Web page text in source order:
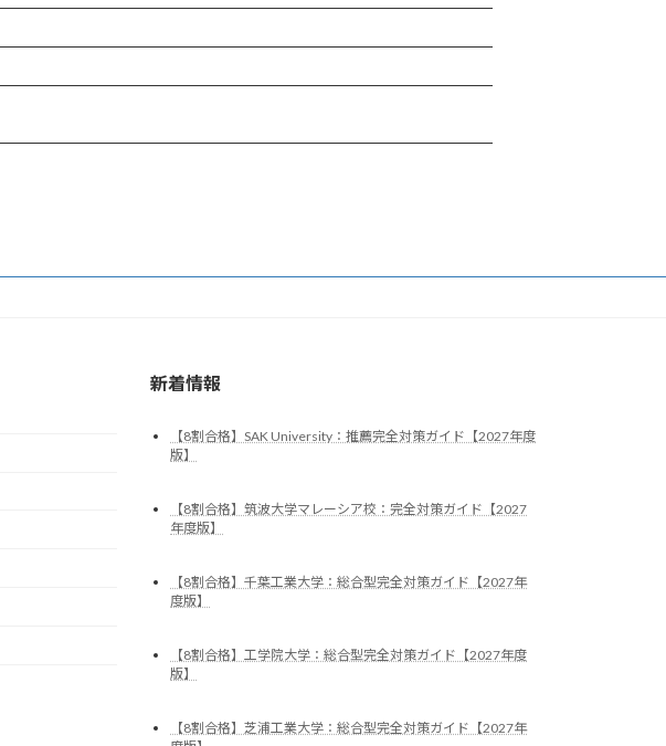
新着情報
【8割合格】SAK University：推薦完全対策ガイド【2027年度
版】
【8割合格】筑波大学マレーシア校：完全対策ガイド【2027
年度版】
【8割合格】千葉工業大学：総合型完全対策ガイド【2027年
度版】
【8割合格】工学院大学：総合型完全対策ガイド【2027年度
版】
【8割合格】芝浦工業大学：総合型完全対策ガイド【2027年